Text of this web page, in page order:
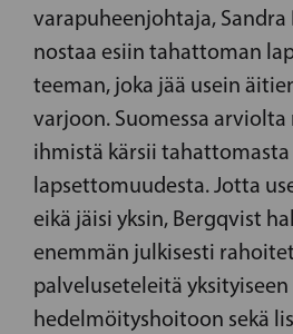
varapuheenjohtaja,
nostaa esiin tahattoman
teeman, joka jää usein
varjoon. Suomessa arviolta
ihmistä kärsii tahattomasta
lapsettomuudesta. Jotta
eikä jäisi yksin, Bergqvist
enemmän julkisesti
palveluseteleitä yksityiseen
hedelmöityshoitoon sekä